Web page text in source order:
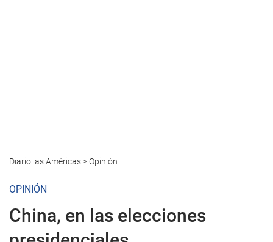
Diario las Américas>Opinión
OPINIÓN
China, en las elecciones